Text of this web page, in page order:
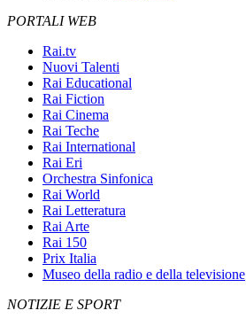
PORTALI WEB
Rai.tv
Nuovi Talenti
Rai Educational
Rai Fiction
Rai Cinema
Rai Teche
Rai International
Rai Eri
Orchestra Sinfonica
Rai World
Rai Letteratura
Rai Arte
Rai 150
Prix Italia
Museo della radio e della televisione
NOTIZIE E SPORT